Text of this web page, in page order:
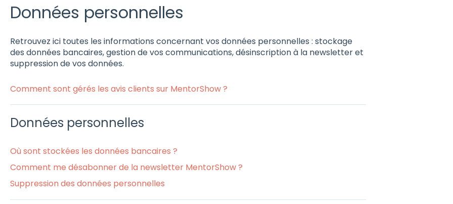
Données personnelles
Retrouvez ici toutes les informations concernant vos données personnelles : stockage
des données bancaires, gestion de vos communications, désinscription à la newsletter et
suppression de vos données.
Comment sont gérés les avis clients sur MentorShow ?
Données personnelles
Où sont stockées les données bancaires ?
Comment me désabonner de la newsletter MentorShow ?
Suppression des données personnelles